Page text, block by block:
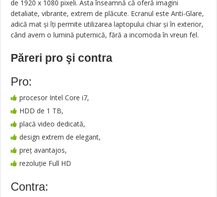
de 1920 x 1080 pixeli. Asta înseamnă că oferă imagini
detaliate, vibrante, extrem de plăcute. Ecranul este Anti-Glare,
adică mat și îți permite utilizarea laptopului chiar și în exterior,
când avem o lumină puternică, fără a incomoda în vreun fel.
Păreri pro şi contra
Pro:
procesor Intel Core i7,
HDD de 1 TB,
placă video dedicată,
design extrem de elegant,
preț avantajos,
rezoluție Full HD
Contra: